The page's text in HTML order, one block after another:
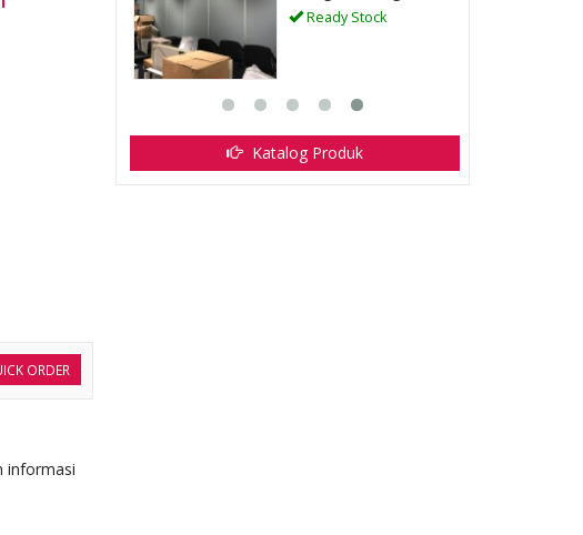
ORDER
informasi
Ready Stock
Katalog Produk